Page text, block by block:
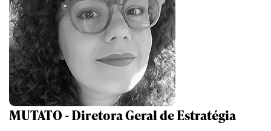
MUTATO - Diretora Geral de Estratégia